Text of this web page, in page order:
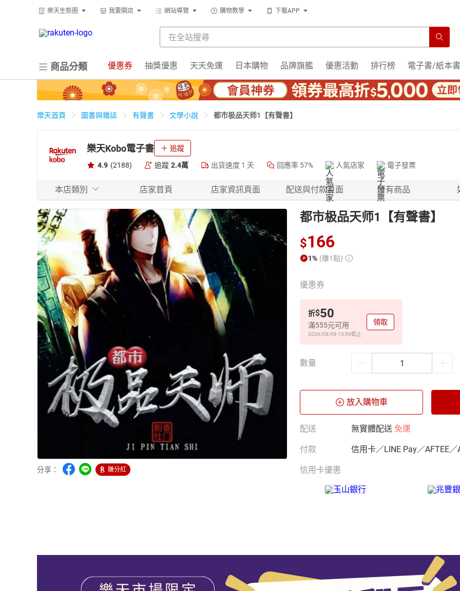
樂天生態圈 我要開店 網站導覽 購物教學 下載APP
商品分類 優惠券 抽獎優惠 天天免運 日本購物 品牌旗艦 優惠活動 排行榜 電子書/紙本書
樂天首頁 圖書與雜誌 有聲書 文學小說 都市极品天师1【有聲書】
樂天Kobo電子書 追蹤
4.9 (2188) 追蹤 2.4萬 出貨速度 1 天 回應率 57% 人氣店家 電子發票
本店類別 店家首頁 店家資訊頁面 配送與付款頁面 所有商品
分享： 賺分紅
都市极品天师1【有聲書】
$166
1% (賺1點)
優惠券
折$50
滿555元可用
2026/08/09 15:59截止
領取
數量
放入購物車
配送 無實體配送 免運
付款 信用卡／LINE Pay／AFTEE／
信用卡優惠